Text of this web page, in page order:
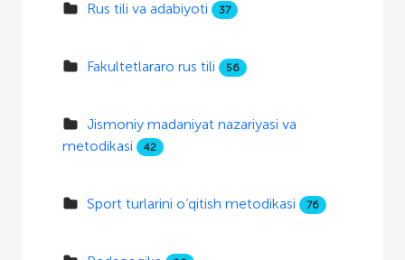
Rus tili va adabiyoti 37
Fakultetlararo rus tili 56
Jismoniy madaniyat nazariyasi va
metodikasi
42
Sport turlarini o‘qitish metodikasi 76